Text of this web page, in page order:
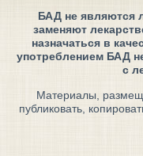
БАД не являются
заменяют
назначаться в
употреблением БАД
с
Материалы,
публиковать,